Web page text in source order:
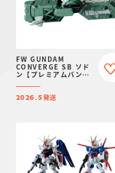
FW GUNDAM
CONVERGE SB ソド
ン【プレミアムバンダ
2026.5 発送